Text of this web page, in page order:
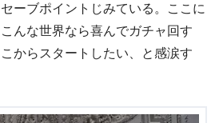
ーブポイントじみている。ここに
んな世界なら喜んでガチャ回す
からスタートしたい、と感涙す